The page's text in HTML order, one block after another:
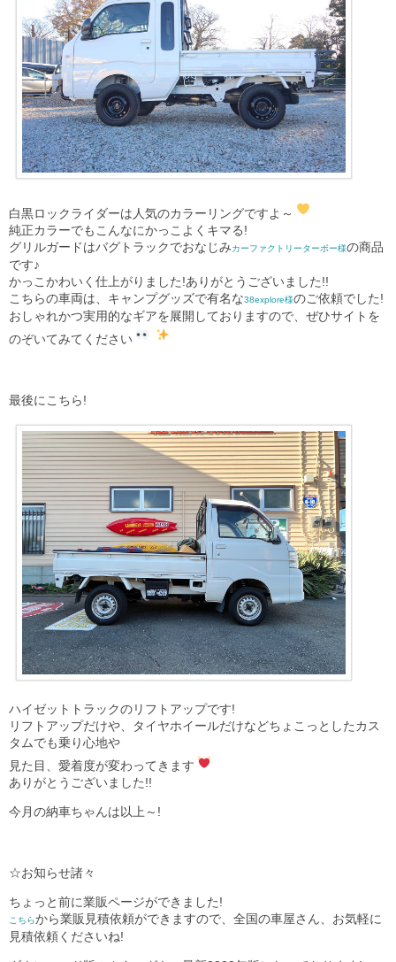
白黒ロックライダーは人気のカラーリングですよ～
純正カラーでもこんなにかっこよくキマる!
グリルガードはバグトラックでおなじみカーファクトリーターボー様の商品
です♪
かっこかわいく仕上がりました!ありがとうございました!!
こちらの車両は、キャンプグッズで有名な38explore様のご依頼でした!
おしゃれかつ実用的なギアを展開しておりますので、ぜひサイトを
のぞいてみてください
最後にこちら!
ハイゼットトラックのリフトアップです!
リフトアップだけや、タイヤホイールだけなどちょこっとしたカス
タムでも乗り心地や
見た目、愛着度が変わってきます
ありがとうございました!!
今月の納車ちゃんは以上～!
☆お知らせ諸々
ちょっと前に業販ページができました!
こちらから業販見積依頼ができますので、全国の車屋さん、お気軽に
見積依頼くださいね!